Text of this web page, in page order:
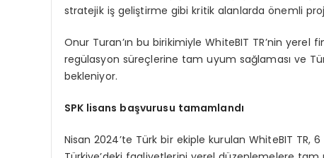
stratejik iş geliştirme gibi kritik alanlarda önemli
Onur Turan’ın bu birikimiyle WhiteBIT TR’nin yerel
regülasyon süreçlerine tam uyum sağlaması ve
bekleniyor.
SPK lisans başvurusu tamamlandı
Nisan 2024’te Türk bir ekiple kurulan WhiteBIT TR,